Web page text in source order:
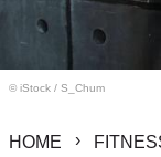
© iStock / S_Chum
HOME